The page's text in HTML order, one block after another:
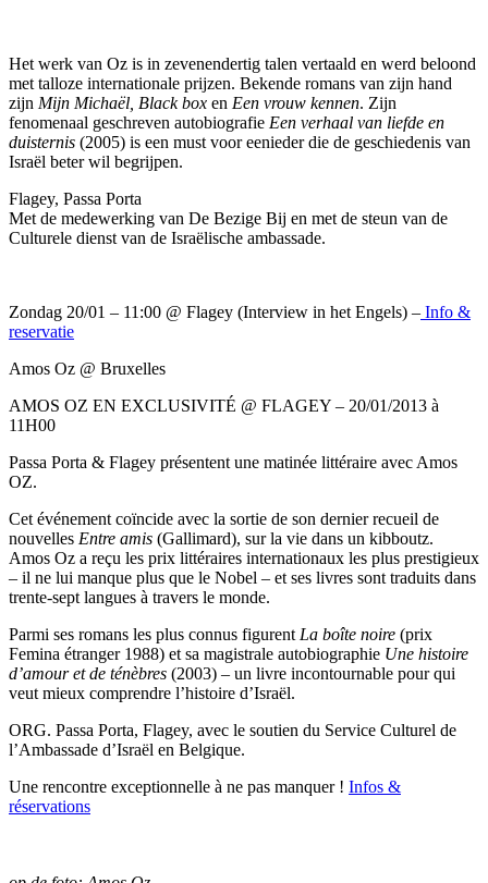
Het werk van Oz is in zevenendertig talen vertaald en werd beloond
met talloze internationale prijzen. Bekende romans van zijn hand
zijn Mijn Michaël, Black box en Een vrouw kennen. Zijn
fenomenaal geschreven autobiografie Een verhaal van liefde en
duisternis (2005) is een must voor eenieder die de geschiedenis van
Israël beter wil begrijpen.
Flagey, Passa Porta
Met de medewerking van De Bezige Bij en met de steun van de
Culturele dienst van de Israëlische ambassade.
Zondag 20/01 – 11:00 @ Flagey (Interview in het Engels) – Info &
reservatie
Amos Oz @ Bruxelles
AMOS OZ EN EXCLUSIVITÉ @ FLAGEY – 20/01/2013 à
11H00
Passa Porta & Flagey présentent une matinée littéraire avec Amos
OZ.
Cet événement coïncide avec la sortie de son dernier recueil de
nouvelles Entre amis (Gallimard), sur la vie dans un kibboutz.
Amos Oz a reçu les prix littéraires internationaux les plus prestigieux
– il ne lui manque plus que le Nobel – et ses livres sont traduits dans
trente-sept langues à travers le monde.
Parmi ses romans les plus connus figurent La boîte noire (prix
Femina étranger 1988) et sa magistrale autobiographie Une histoire
d’amour et de ténèbres (2003) – un livre incontournable pour qui
veut mieux comprendre l’histoire d’Israël.
ORG. Passa Porta, Flagey, avec le soutien du Service Culturel de
l’Ambassade d’Israël en Belgique.
Une rencontre exceptionnelle à ne pas manquer ! Infos &
réservations